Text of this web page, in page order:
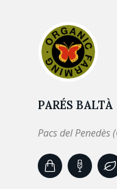
PARÉS BALTÀ
Pacs del Penedès